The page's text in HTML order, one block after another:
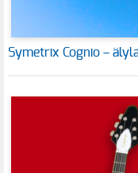
Symetrix Cognio –